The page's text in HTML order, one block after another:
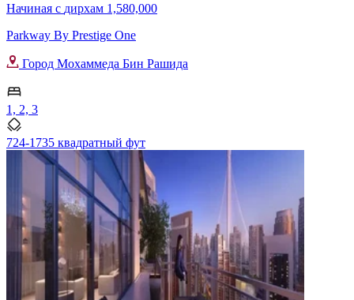
Начиная с дирхам 1,580,000
Parkway By Prestige One
Город Мохаммеда Бин Рашида
1, 2, 3
724-1735 квадратный фут